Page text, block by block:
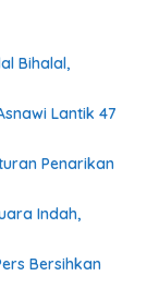
Bihalal,
Lantik 47
Penarikan
Indah,
Bersihkan